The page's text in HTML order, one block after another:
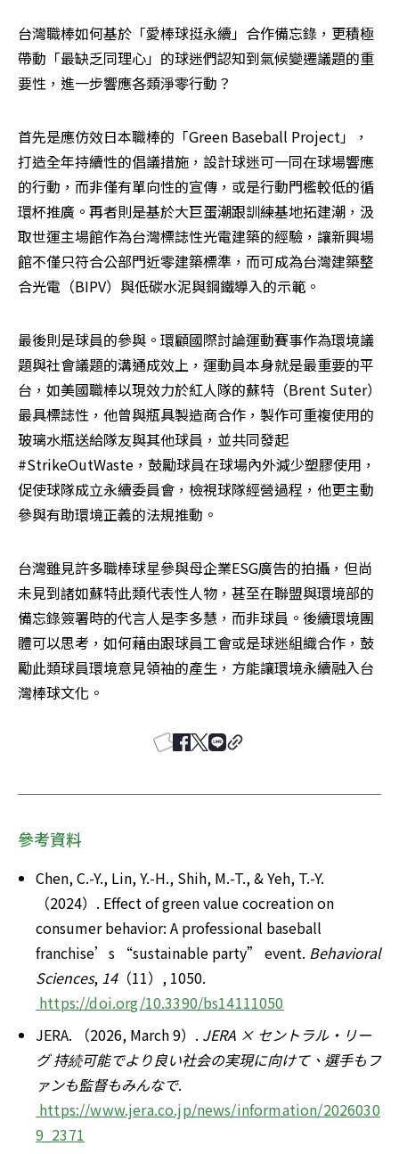
台灣職棒如何基於「愛棒球挺永續」合作備忘錄，更積極
帶動「最缺乏同理心」的球迷們認知到氣候變遷議題的重
要性，進一步響應各類淨零行動？
首先是應仿效日本職棒的「Green Baseball Project」，
打造全年持續性的倡議措施，設計球迷可一同在球場響應
的行動，而非僅有單向性的宣傳，或是行動門檻較低的循
環杯推廣。再者則是基於大巨蛋潮跟訓練基地拓建潮，汲
取世運主場館作為台灣標誌性光電建築的經驗，讓新興場
館不僅只符合公部門近零建築標準，而可成為台灣建築整
合光電（BIPV）與低碳水泥與鋼鐵導入的示範。
最後則是球員的參與。環顧國際討論運動賽事作為環境議
題與社會議題的溝通成效上，運動員本身就是最重要的平
台，如美國職棒以現效力於紅人隊的蘇特（Brent Suter）
最具標誌性，他曾與瓶具製造商合作，製作可重複使用的
玻璃水瓶送給隊友與其他球員，並共同發起
#StrikeOutWaste，鼓勵球員在球場內外減少塑膠使用，
促使球隊成立永續委員會，檢視球隊經營過程，他更主動
參與有助環境正義的法規推動。
台灣雖見許多職棒球星參與母企業ESG廣告的拍攝，但尚
未見到諸如蘇特此類代表性人物，甚至在聯盟與環境部的
備忘錄簽署時的代言人是李多慧，而非球員。後續環境團
體可以思考，如何藉由跟球員工會或是球迷組織合作，鼓
勵此類球員環境意見領袖的產生，方能讓環境永續融入台
灣棒球文化。
參考資料
Chen, C.-Y., Lin, Y.-H., Shih, M.-T., & Yeh, T.-Y.
（2024）. Effect of green value cocreation on
consumer behavior: A professional baseball
franchise’s “sustainable party” event. Behavioral
Sciences, 14（11）, 1050.
https://doi.org/10.3390/bs14111050
JERA. （2026, March 9）. JERA × セントラル・リー
グ 持続可能でより良い社会の実現に向けて、選手もフ
ァンも監督もみんなで.
https://www.jera.co.jp/news/information/2026030
9_2371